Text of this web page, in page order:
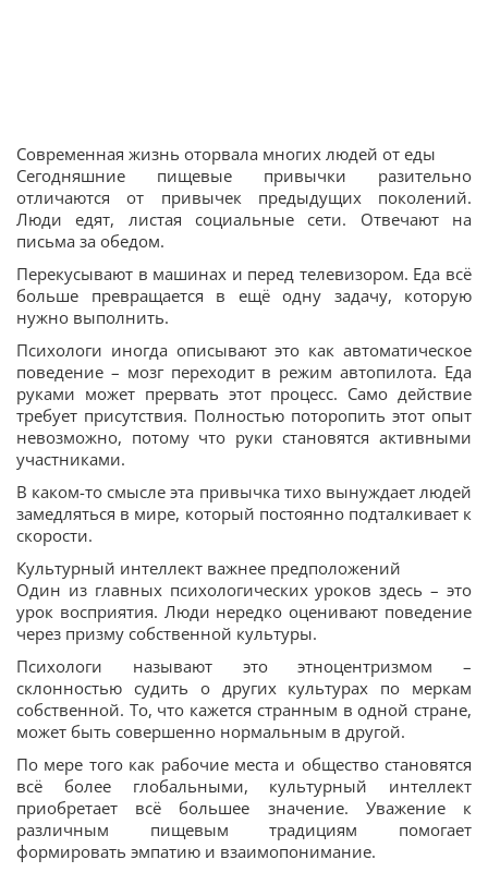
Современная жизнь оторвала многих людей от еды
Сегодняшние пищевые привычки разительно
отличаются от привычек предыдущих поколений.
Люди едят, листая социальные сети. Отвечают на
письма за обедом.
Перекусывают в машинах и перед телевизором. Еда всё
больше превращается в ещё одну задачу, которую
нужно выполнить.
Психологи иногда описывают это как автоматическое
поведение – мозг переходит в режим автопилота. Еда
руками может прервать этот процесс. Само действие
требует присутствия. Полностью поторопить этот опыт
невозможно, потому что руки становятся активными
участниками.
В каком-то смысле эта привычка тихо вынуждает людей
замедляться в мире, который постоянно подталкивает к
скорости.
Культурный интеллект важнее предположений
Один из главных психологических уроков здесь – это
урок восприятия. Люди нередко оценивают поведение
через призму собственной культуры.
Психологи называют это этноцентризмом –
склонностью судить о других культурах по меркам
собственной. То, что кажется странным в одной стране,
может быть совершенно нормальным в другой.
По мере того как рабочие места и общество становятся
всё более глобальными, культурный интеллект
приобретает всё большее значение. Уважение к
различным пищевым традициям помогает
формировать эмпатию и взаимопонимание.